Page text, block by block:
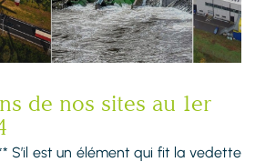
de nos sites au 1er
S’il est un élément qui fit la vedette